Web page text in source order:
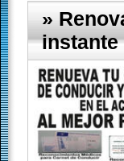
»
instante